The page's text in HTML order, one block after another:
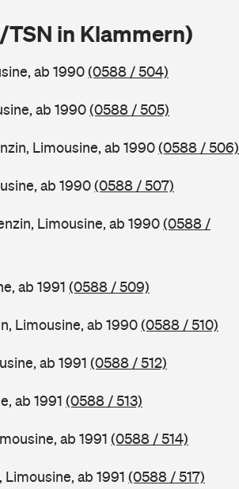
in Klammern)
ab 1990(0588 / 504)
ab 1990(0588 / 505)
Limousine, ab 1990(0588 / 506)
ab 1990(0588 / 507)
Limousine, ab 1990(0588 /
ab 1991 (0588 / 509)
Limousine, ab 1990(0588 / 510)
ab 1991 (0588 / 512)
ab 1991 (0588 / 513)
ab 1991 (0588 / 514)
ab 1991 (0588 / 517)